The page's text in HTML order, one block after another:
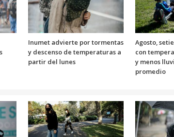
Inumet advierte por tormentas
y descenso de temperaturas a
partir del lunes
Agosto,
con
y menos
promedio